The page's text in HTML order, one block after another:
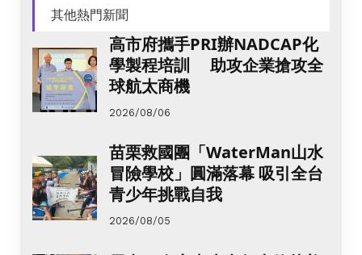
其他熱門新聞
高市府攜手PRI辦NADCAP化
學製程培訓 助攻企業搶攻全
球航太商機
2026/08/06
苗栗救國團「WaterMan山水
冒險學校」圓滿落幕 吸引全台
青少年挑戰自我
2026/08/05